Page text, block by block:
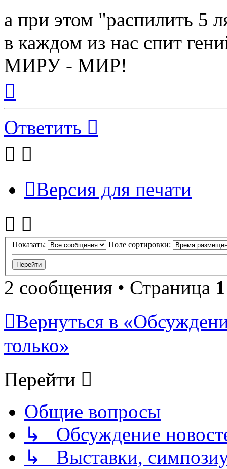
а при этом "распилить 5
в каждом из нас спит
МИРУ - МИР!
началу
Ответить
Версия для печати
Показать: Поле сортировки:
2 сообщения • Страница 1
Вернуться в
только»
Перейти
Общие вопросы
↳ Обсуждение
↳ Выставки,